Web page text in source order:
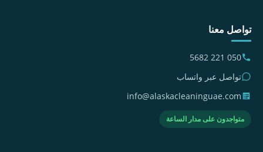
تواصل معنا
050 221 5682
تواصل عبر واتساب
info@alaskacleaninguae.com
متواجدون على مدار الساعة